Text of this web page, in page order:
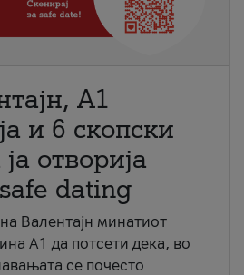
A1
и 6 скопски
отворија
dating
Валентајн минатиот
А1 да потсети дека, во
се почесто